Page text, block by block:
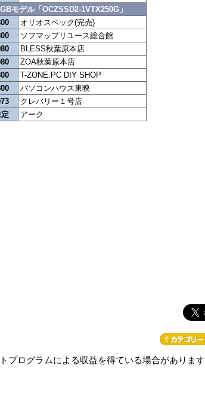
モデル「OCZSSD2-1VTX250G」
オリオスペック(完売)
ソフマップリユース総合館
BLESS秋葉原本店
ZOA秋葉原本店
T-ZONE.PC DIY SHOP
パソコンハウス東映
クレバリー１号店
アーク
プログラムによる収益を得ている場合があります